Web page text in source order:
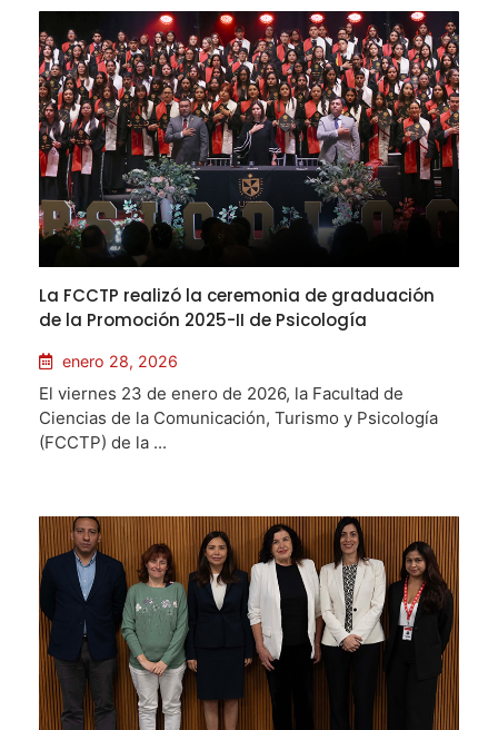
La FCCTP realizó la ceremonia de graduación
de la Promoción 2025-II de Psicología
enero 28, 2026
El viernes 23 de enero de 2026, la Facultad de
Ciencias de la Comunicación, Turismo y Psicología
(FCCTP) de la ...